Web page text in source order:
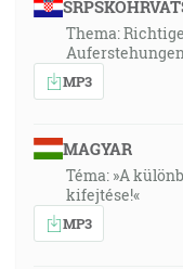
Thema:
MP3
MAGYAR
Téma: »A
kifejtése!«
MP3